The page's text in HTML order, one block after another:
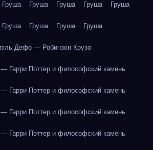
Груша Груша Груша Груша Груша
Груша Груша Груша Груша
Дефо — Робинзон Крузо
Гарри Поттер и философский камень
Гарри Поттер и философский камень
Гарри Поттер и философский камень
Гарри Поттер и философский камень